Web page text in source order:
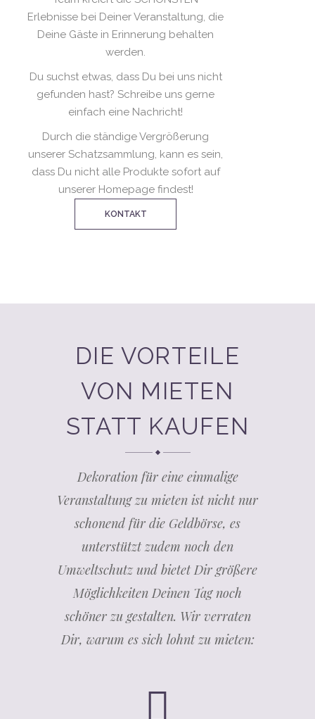
Erlebnisse bei Deiner Veranstaltung, die
Deine Gäste in Erinnerung behalten
werden.
Du suchst etwas, dass Du bei uns nicht
gefunden hast? Schreibe uns gerne
einfach eine Nachricht!
Durch die ständige Vergrößerung
unserer Schatzsammlung, kann es sein,
dass Du nicht alle Produkte sofort auf
unserer Homepage findest!
KONTAKT
DIE VORTEILE
VON MIETEN
STATT KAUFEN
Dekoration für eine einmalige
Veranstaltung zu mieten ist nicht nur
schonend für die Geldbörse, es
unterstützt zudem noch den
Umweltschutz und bietet Dir größere
Möglichkeiten Deinen Tag noch
schöner zu gestalten. Wir verraten
Dir, warum es sich lohnt zu mieten: